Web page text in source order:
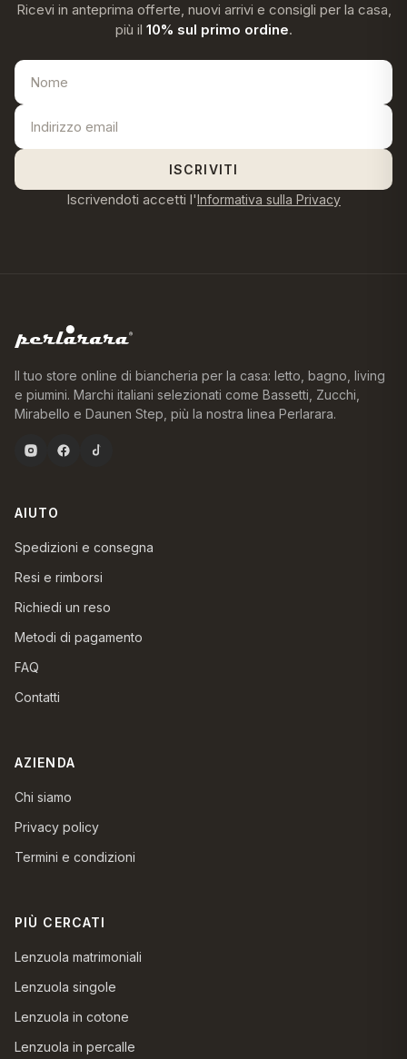
Ricevi in anteprima offerte, nuovi arrivi e consigli per la casa,
più il 10% sul primo ordine.
ISCRIVITI
Iscrivendoti accetti l'Informativa sulla Privacy
Il tuo store online di biancheria per la casa: letto, bagno, living
e piumini. Marchi italiani selezionati come Bassetti, Zucchi,
Mirabello e Daunen Step, più la nostra linea Perlarara.
AIUTO
Spedizioni e consegna
Resi e rimborsi
Richiedi un reso
Metodi di pagamento
FAQ
Contatti
AZIENDA
Chi siamo
Privacy policy
Termini e condizioni
PIÙ CERCATI
Lenzuola matrimoniali
Lenzuola singole
Lenzuola in cotone
Lenzuola in percalle